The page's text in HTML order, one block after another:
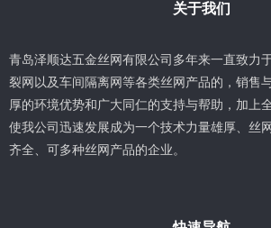
关于我们
青岛泽顺达五金丝网有限公司多年来一直致力
裂网以及车间隔离网等各类丝网产品的，销售
厚的环境优势和广大同仁的支持与帮助，加上
使我公司迅速发展成为一个技术力量雄厚、丝
齐全、可多种丝网产品的企业。